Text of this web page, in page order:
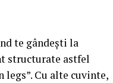
te gândești la
structurate astfel
legs”. Cu alte cuvinte,